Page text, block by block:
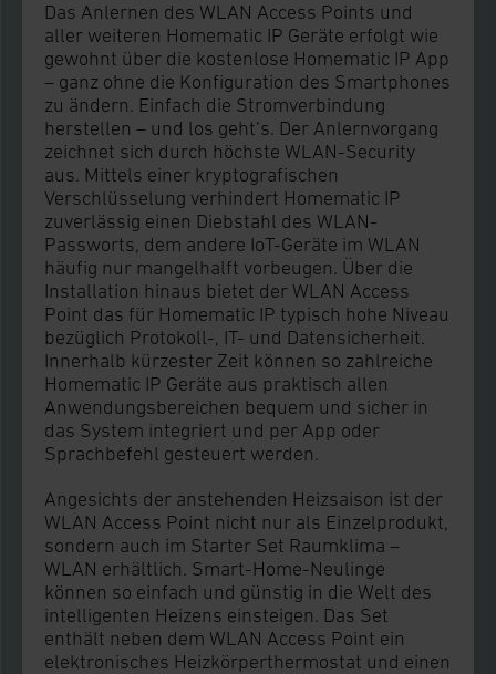
Das Anlernen des WLAN Access Points und
aller weiteren Homematic IP Geräte erfolgt wie
gewohnt über die kostenlose Homematic IP App
– ganz ohne die Konfiguration des Smartphones
zu ändern. Einfach die Stromverbindung
herstellen – und los geht’s. Der Anlernvorgang
zeichnet sich durch höchste WLAN-Security
aus. Mittels einer kryptografischen
Verschlüsselung verhindert Homematic IP
zuverlässig einen Diebstahl des WLAN-
Passworts, dem andere IoT-Geräte im WLAN
häufig nur mangelhalft vorbeugen. Über die
Installation hinaus bietet der WLAN Access
Point das für Homematic IP typisch hohe Niveau
bezüglich Protokoll-, IT- und Datensicherheit.
Innerhalb kürzester Zeit können so zahlreiche
Homematic IP Geräte aus praktisch allen
Anwendungsbereichen bequem und sicher in
das System integriert und per App oder
Sprachbefehl gesteuert werden.
Angesichts der anstehenden Heizsaison ist der
WLAN Access Point nicht nur als Einzelprodukt,
sondern auch im Starter Set Raumklima –
WLAN erhältlich. Smart-Home-Neulinge
können so einfach und günstig in die Welt des
intelligenten Heizens einsteigen. Das Set
enthält neben dem WLAN Access Point ein
elektronisches Heizkörperthermostat und einen